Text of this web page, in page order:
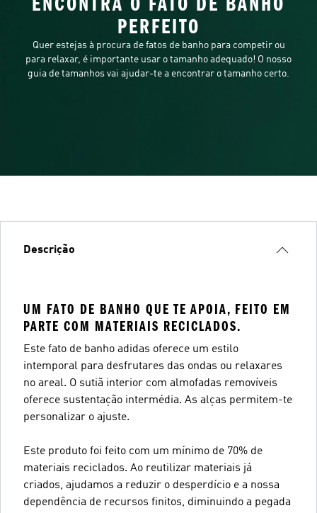
PERFEITO
Quer estejas à procura de fatos de banho para competir ou
para relaxar, é importante usar o tamanho adequado! O nosso
guia de tamanhos vai ajudar-te a encontrar o tamanho certo.
Descrição
UM FATO DE BANHO QUE TE APOIA, FEITO EM
PARTE COM MATERIAIS RECICLADOS.
Este fato de banho adidas oferece um estilo
intemporal para desfrutares das ondas ou relaxares
no areal. O sutiã interior com almofadas removíveis
oferece sustentação intermédia. As alças permitem-te
personalizar o ajuste.
Este produto foi feito com um mínimo de 70% de
materiais reciclados. Ao reutilizar materiais já
criados, ajudamos a reduzir o desperdício e a nossa
dependência de recursos finitos, diminuindo a pegada